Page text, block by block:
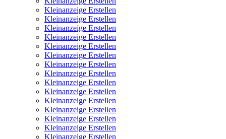
Kleinanzeige Erstellen
Kleinanzeige Erstellen
Kleinanzeige Erstellen
Kleinanzeige Erstellen
Kleinanzeige Erstellen
Kleinanzeige Erstellen
Kleinanzeige Erstellen
Kleinanzeige Erstellen
Kleinanzeige Erstellen
Kleinanzeige Erstellen
Kleinanzeige Erstellen
Kleinanzeige Erstellen
Kleinanzeige Erstellen
Kleinanzeige Erstellen
Kleinanzeige Erstellen